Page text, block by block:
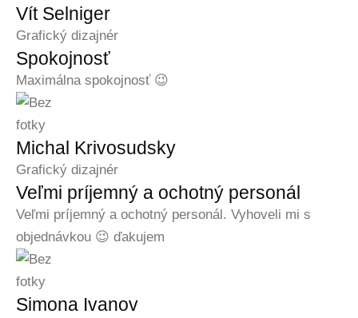
Vít Selniger
Grafický dizajnér
Spokojnosť
Maximálna spokojnosť 😉
Michal Krivosudsky
Grafický dizajnér
Veľmi príjemný a ochotný personál
Veľmi príjemný a ochotný personál. Vyhoveli mi s
objednávkou 😉 ďakujem
Simona Ivanov